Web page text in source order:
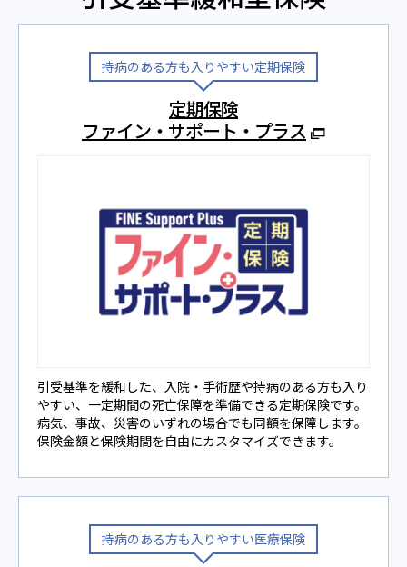
持病のある⽅も⼊りやすい定期保険
定期保険
ファイン・サポート・プラス
引受基準を緩和した、⼊院‧⼿術歴や持病のある⽅も⼊り
やすい、⼀定期間の死亡保障を準備できる定期保険です。
病気、事故、災害のいずれの場合でも同額を保障します。
保険⾦額と保険期間を⾃由にカスタマイズできます。
持病のある⽅も⼊りやすい医療保険